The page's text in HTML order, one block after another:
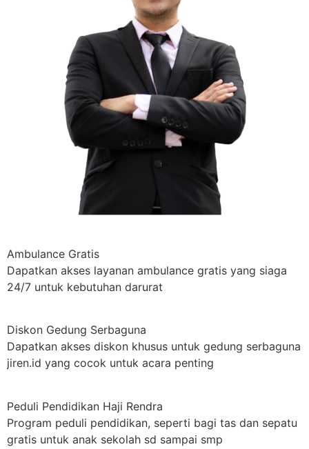
Ambulance Gratis
Dapatkan akses layanan ambulance gratis yang siaga
24/7 untuk kebutuhan darurat
Diskon Gedung Serbaguna
Dapatkan akses diskon khusus untuk gedung serbaguna
jiren.id yang cocok untuk acara penting
Peduli Pendidikan Haji Rendra
Program peduli pendidikan, seperti bagi tas dan sepatu
gratis untuk anak sekolah sd sampai smp